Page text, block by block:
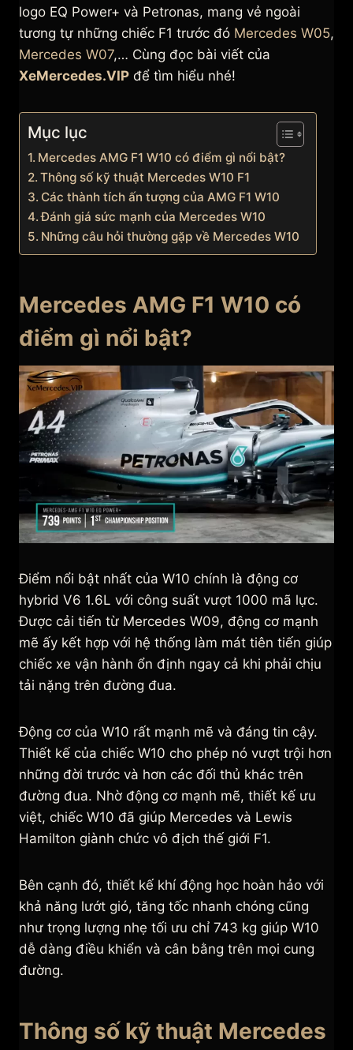
logo EQ Power+ và Petronas, mang vẻ ngoài
tương tự những chiếc F1 trước đó Mercedes W05,
Mercedes W07,… Cùng đọc bài viết của
XeMercedes.VIP để tìm hiểu nhé!
Mục lục
Mercedes AMG F1 W10 có điểm gì nổi bật?
Thông số kỹ thuật Mercedes W10 F1
Các thành tích ấn tượng của AMG F1 W10
Đánh giá sức mạnh của Mercedes W10
Những câu hỏi thường gặp về Mercedes W10
Mercedes AMG F1 W10 có
điểm gì nổi bật?
Điểm nổi bật nhất của W10 chính là động cơ
hybrid V6 1.6L với công suất vượt 1000 mã lực.
Được cải tiến từ Mercedes W09, động cơ mạnh
mẽ ấy kết hợp với hệ thống làm mát tiên tiến giúp
chiếc xe vận hành ổn định ngay cả khi phải chịu
tải nặng trên đường đua.
Động cơ của W10 rất mạnh mẽ và đáng tin cậy.
Thiết kế của chiếc W10 cho phép nó vượt trội hơn
những đời trước và hơn các đối thủ khác trên
đường đua. Nhờ động cơ mạnh mẽ, thiết kế ưu
việt, chiếc W10 đã giúp Mercedes và Lewis
Hamilton giành chức vô địch thế giới F1.
Bên cạnh đó, thiết kế khí động học hoàn hảo với
khả năng lướt gió, tăng tốc nhanh chóng cũng
như trọng lượng nhẹ tối ưu chỉ 743 kg giúp W10
dễ dàng điều khiển và cân bằng trên mọi cung
đường.
Thông số kỹ thuật Mercedes